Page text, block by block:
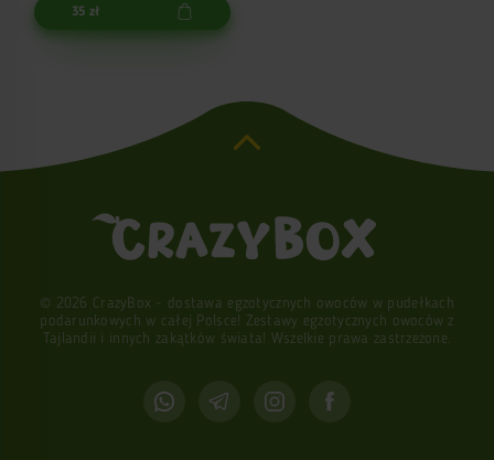
35 zł
© 2026 CrazyBox - dostawa egzotycznych owoców w pudełkach
podarunkowych w całej Polsce! Zestawy egzotycznych owoców z
Tajlandii i innych zakątków świata! Wszelkie prawa zastrzeżone.